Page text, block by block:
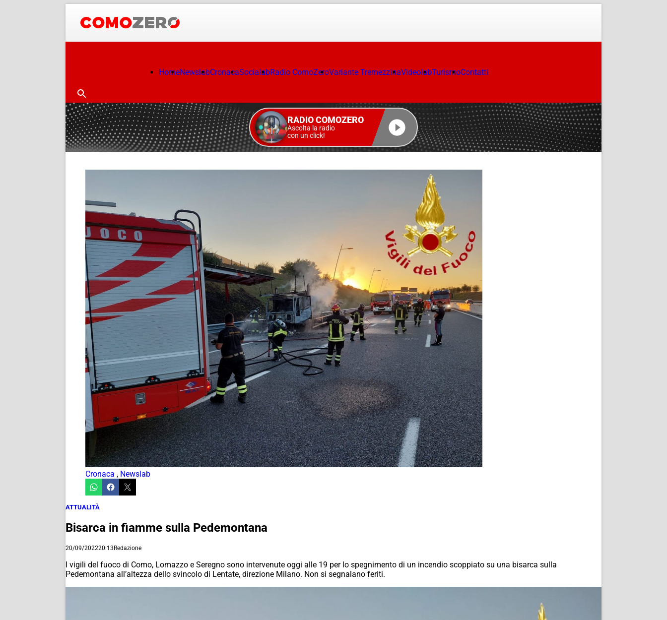
HomeNewslabCronacaSocialabRadio ComoZeroVariante TremezzinaVideolabTurismoContatti
RADIO COMOZERO
Ascolta la radio
con un click!
Cronaca , Newslab
ATTUALITÀ
Bisarca in fiamme sulla Pedemontana
20/09/202220:13Redazione
I vigili del fuoco di Como, Lomazzo e Seregno sono intervenute oggi alle 19 per lo spegnimento di un incendio scoppiato su una bisarca sulla
Pedemontana all’altezza dello svincolo di Lentate, direzione Milano. Non si segnalano feriti.